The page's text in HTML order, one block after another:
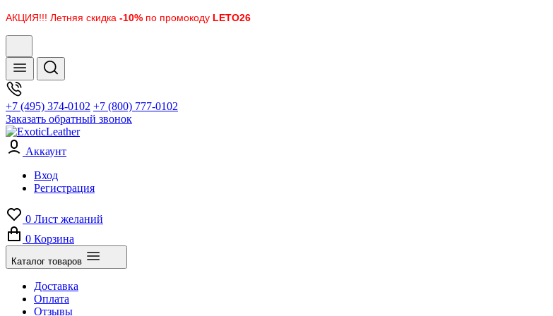
АКЦИЯ!!! Летняя скидка -10% по промокоду LETO26
+7 (495) 374-0102 +7 (800) 777-0102
Заказать обратный звонок
Аккаунт
Вход
Регистрация
0 Лист желаний
0 Корзина
Каталог товаров
Доставка
Оплата
Отзывы